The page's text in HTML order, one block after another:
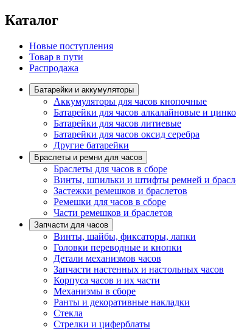
Каталог
Новые поступления
Товар в пути
Распродажа
Батарейки и аккумуляторы
Аккумуляторы для часов кнопочные
Батарейки для часов алкалайновые и
Батарейки для часов литиевые
Батарейки для часов оксид серебра
Другие батарейки
Браслеты и ремни для часов
Браслеты для часов в сборе
Винты, шпильки и штифты ремней и
Застежки ремешков и браслетов
Ремешки для часов в сборе
Части ремешков и браслетов
Запчасти для часов
Винты, шайбы, фиксаторы, лапки
Головки переводные и кнопки
Детали механизмов часов
Запчасти настенных и настольных часов
Корпуса часов и их части
Механизмы в сборе
Ранты и декоративные накладки
Стекла
Стрелки и циферблаты